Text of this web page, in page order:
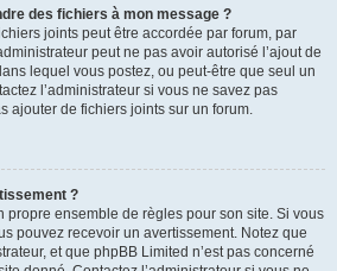
des fichiers à mon message ?
joints peut être accordée par forum, par
peut ne pas avoir autorisé l’ajout de
lequel vous postez, ou peut-être que seul un
l’administrateur si vous ne savez pas
ajouter de fichiers joints sur un forum.
?
propre ensemble de règles pour son site. Si vous
pouvez recevoir un avertissement. Notez que
et que phpBB Limited n’est pas concerné